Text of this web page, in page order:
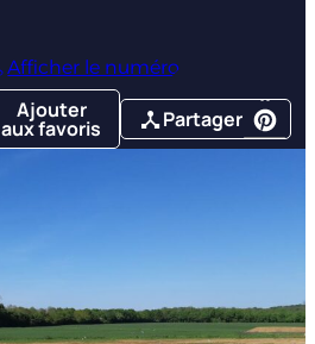
Afficher le numéro
Ajouter
aux favoris Partager